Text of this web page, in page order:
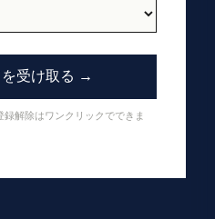
受け取る →
解除はワンクリックでできま